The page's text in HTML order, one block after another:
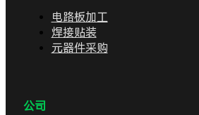
电路板加工
焊接贴装
元器件采购
公司